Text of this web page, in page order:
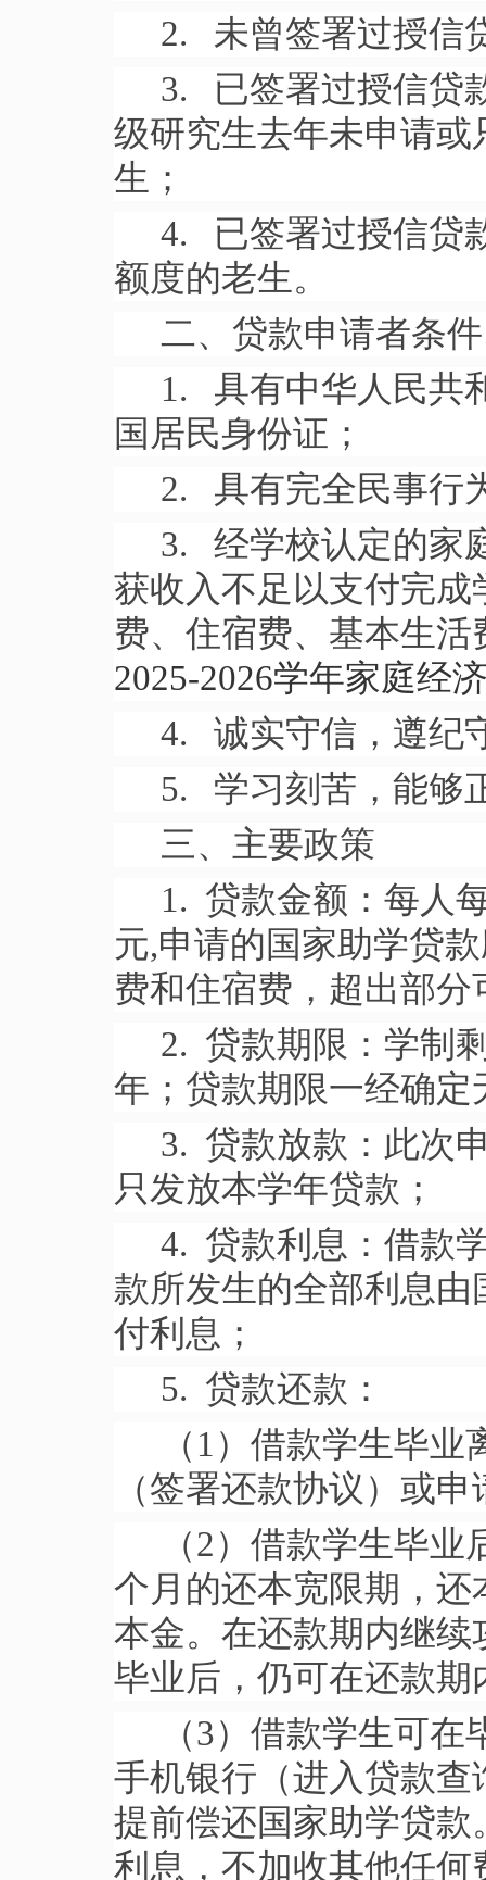
2. 未曾签署过授信
3. 已签署过授信贷
级研究生去年未申请
生；
4. 已签署过授信贷
额度的老生。
二、贷款申请者条件
1. 具有中华人民共
国居民身份证；
2. 具有完全民事行
3. 经学校认定的家
获收入不足以支付完
费、住宿费、基本生活
2025-2026学年家庭经
4. 诚实守信，遵纪
5. 学习刻苦，能够
三、主要政策
1. 贷款金额：每人
元,申请的国家助学贷
费和住宿费，超出部
2. 贷款期限：学制
年；贷款期限一经确定
3. 贷款放款：此次
只发放本学年贷款；
4. 贷款利息：借款
款所发生的全部利息
付利息；
5. 贷款还款：
（1）借款学生毕
（签署还款协议）或
（2）借款学生毕
个月的还本宽限期，
本金。在还款期内继
毕业后，仍可在还款
（3）借款学生可
手机银行（进入贷款
提前偿还国家助学贷
利息，不加收其他任